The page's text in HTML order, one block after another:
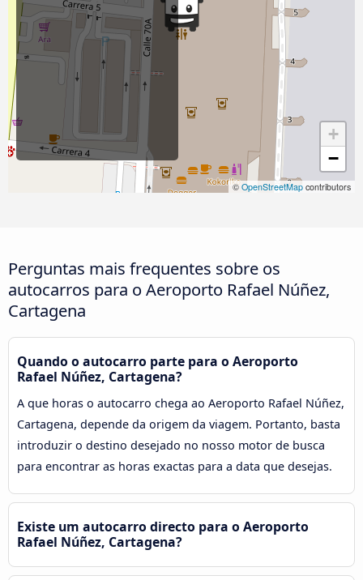
+
−
©OpenStreetMap contributors
Perguntas mais frequentes sobre os
autocarros para o Aeroporto Rafael Núñez,
Cartagena
Quando o autocarro parte para o Aeroporto
Rafael Núñez, Cartagena?
A que horas o autocarro chega ao Aeroporto Rafael Núñez,
Cartagena, depende da origem da viagem. Portanto, basta
introduzir o destino desejado no nosso motor de busca
para encontrar as horas exactas para a data que desejas.
Existe um autocarro directo para o Aeroporto
Rafael Núñez, Cartagena?